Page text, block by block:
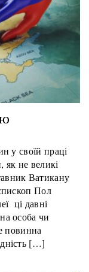
у своїй праці
не великі
Ватикану
Пол
ці давні
особа чи
повинна